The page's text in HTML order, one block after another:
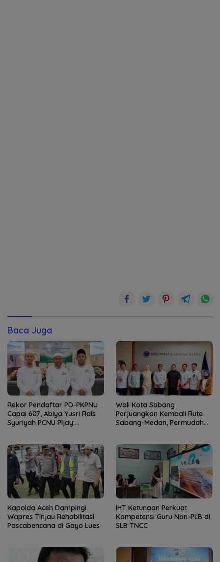
Baca Juga
Rekor Pendaftar PD-PKPNU
Capai 607, Abiya Yusri Rais
Syuriyah PCNU Pijay:
Wali Kota Sabang
Perjuangkan Kembali Rute
Sabang-Medan, Permudah
Kapolda Aceh Dampingi
Wapres Tinjau Rehabilitasi
Pascabencana di Gayo Lues
IHT Ketunaan Perkuat
Kompetensi Guru Non-PLB di
SLB TNCC